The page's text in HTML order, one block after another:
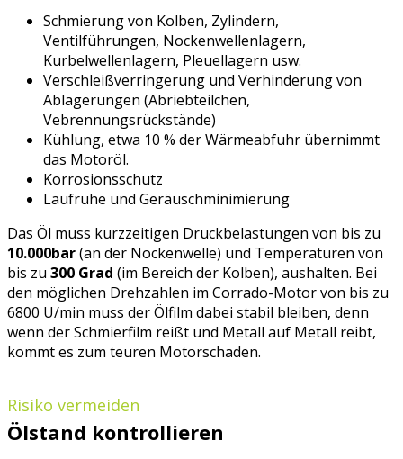
Schmierung von Kolben, Zylindern,
Ventilführungen, Nockenwellenlagern,
Kurbelwellenlagern, Pleuellagern usw.
Verschleißverringerung und Verhinderung von
Ablagerungen (Abriebteilchen,
Vebrennungsrückstände)
Kühlung, etwa 10 % der Wärmeabfuhr übernimmt
das Motoröl.
Korrosionsschutz
Laufruhe und Geräuschminimierung
Das Öl muss kurzzeitigen Druckbelastungen von bis zu
10.000bar(an der Nockenwelle) und Temperaturen von
bis zu 300 Grad (im Bereich der Kolben), aushalten. Bei
den möglichen Drehzahlen im Corrado-Motor von bis zu
6800 U/min muss der Ölfilm dabei stabil bleiben, denn
wenn der Schmierfilm reißt und Metall auf Metall reibt,
kommt es zum teuren Motorschaden.
Risiko vermeiden
Ölstand kontrollieren